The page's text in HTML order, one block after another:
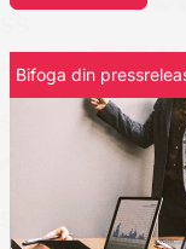
Bifoga din